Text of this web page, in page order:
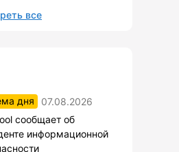
все
дня
07.08.2026
сообщает об
информационной